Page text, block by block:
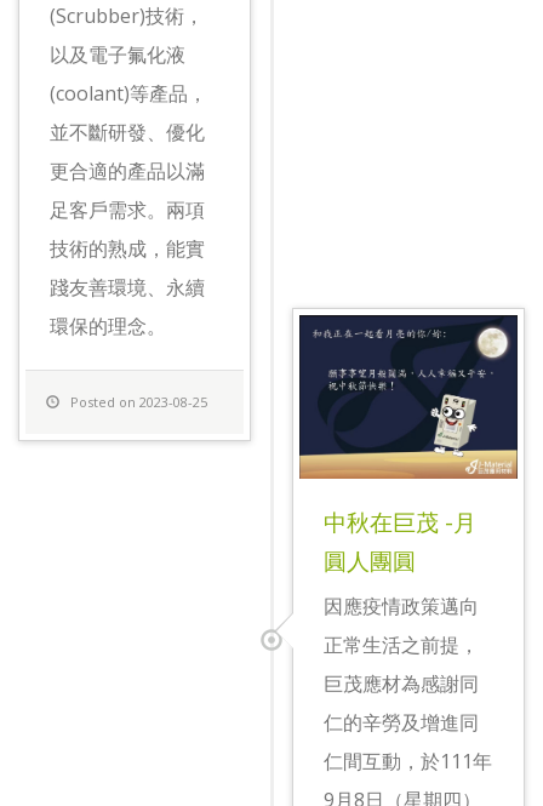
(Scrubber)技術，
以及電子氟化液
(coolant)等產品，
並不斷研發、優化
更合適的產品以滿
足客戶需求。兩項
技術的熟成，能實
踐友善環境、永續
環保的理念。
Posted on 2023-08-25
中秋在巨茂 -月
圓人團圓
因應疫情政策邁向
正常生活之前提，
巨茂應材為感謝同
仁的辛勞及增進同
仁間互動，於111年
9月8日（星期四）